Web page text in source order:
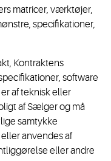
matricer, værktøjer,
specifikationer,
Kontraktens
software
af teknisk eller
af Sælger og må
samtykke
anvendes af
eller andre